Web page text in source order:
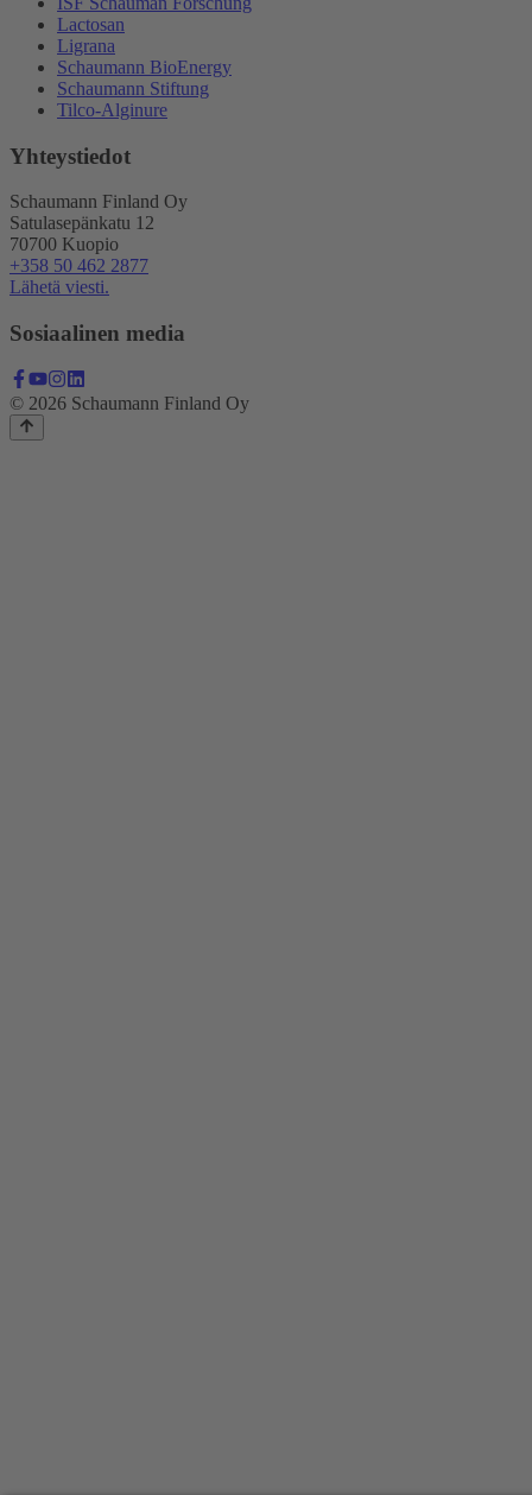
Lactosan
Ligrana
Schaumann BioEnergy
Schaumann Stiftung
Tilco-Alginure
Yhteystiedot
Schaumann Finland Oy
Satulasepänkatu 12
70700 Kuopio
+358 50 462 2877
Lähetä viesti.
Sosiaalinen media
© 2026 Schaumann Finland Oy